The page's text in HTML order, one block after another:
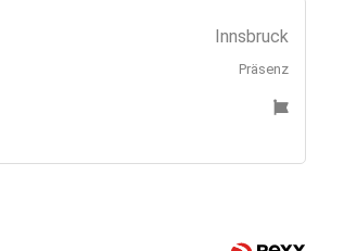
Innsbruck
Präsenz